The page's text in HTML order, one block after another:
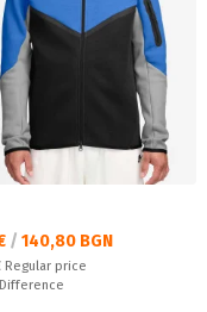
цена:
/ 140,80 BGN
Regular price
Difference